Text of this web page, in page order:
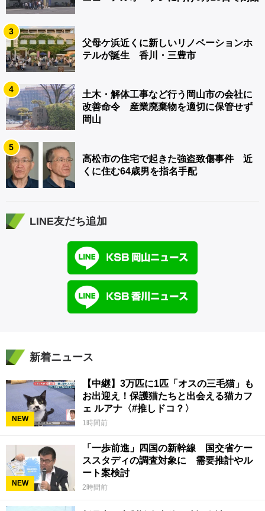
3
父母ケ浜近くに新しいリノベーションホ
テルが誕生 香川・三豊市
4
土木・解体工事など行う岡山市の会社に
改善命令 産業廃棄物を適切に保管せず
岡山
5
高松市の住宅で起きた強盗致傷事件 近
くに住む64歳男を指名手配
LINE友だち追加
新着ニュース
NEW
【中継】3万匹に1匹「オスの三毛猫」も
お出迎え！保護猫たちと出会える猫カフ
ェ ルアナ〈#推しドコ？〉
1時間前
NEW
「一歩前進」四国の新幹線 国交省ケー
ススタディの調査対象に 需要推計やル
ート案検討
2時間前